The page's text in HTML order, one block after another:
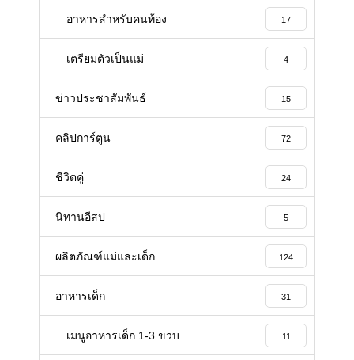
อาหารสําหรับคนท้อง 17
เตรียมตัวเป็นแม่ 4
ข่าวประชาสัมพันธ์ 15
คลิปการ์ตูน 72
ชีวิตคู่ 24
นิทานอีสป 5
ผลิตภัณฑ์แม่และเด็ก 124
อาหารเด็ก 31
เมนูอาหารเด็ก 1-3 ขวบ 11